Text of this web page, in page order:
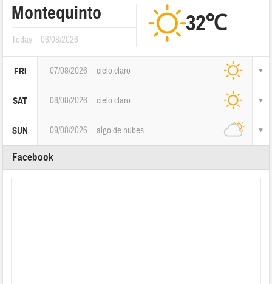
Montequinto
Today 06/08/2026
32℃
FRI 07/08/2026 cielo claro
SAT 08/08/2026 cielo claro
SUN 09/08/2026 algo de nubes
Facebook